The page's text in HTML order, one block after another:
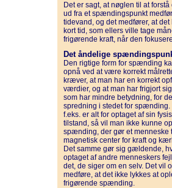
Det er sagt, at nøglen til at
ud fra et spændingspunkt
tidevand, og det medfører, at
kort tid, som ellers ville tage
frigørende kraft, når den
Det åndelige
Den rigtige form for spænding
opnå ved at være korrekt
kræver, at man har en korrekt
værdier, og at man har frigjort
som har mindre betydning, for
spredning i stedet for spænding.
f.eks. er alt for optaget af sin
tilstand, så vil man ikke kunne
spænding, der gør et menneske
magnetisk center for kraft og
Det samme gør sig gældende,
optaget af andre menneskers
det, de siger om en selv. Det vil
medføre, at det ikke lykkes at
frigørende spænding.